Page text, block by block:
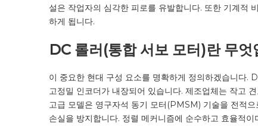
설은 작업자의 심각한 피로를 유발합니다. 또한 기계적
하게 됩니다.
DC 롤러(통합 서보 모터)란 무엇
이 중요한 현대 구성 요소를 명확하게 정의하겠습니다.
고정밀 인코더가 내장되어 있습니다. 제조업체는 작고
고급 모델은 영구자석 동기 모터(PMSM) 기술을 전적
손실을 방지합니다. 정렬 메커니즘에 순수하고 효율적